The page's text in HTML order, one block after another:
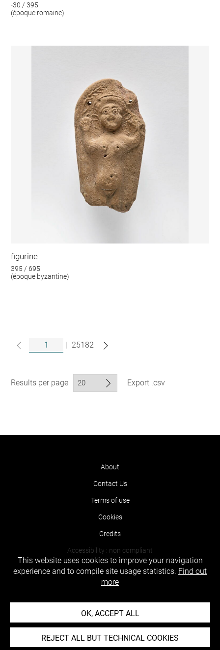
-30 / 395
(époque romaine)
figurine
395 / 695
(époque byzantine)
| 25182
Results per page Export .csv
About
Contact Us
Terms of use
Cookies
Credits
Accessibility : non compliant
This website uses cookies to improve your navigation
experience and to compile site usage statistics. Find out
more
OK, ACCEPT ALL
REJECT ALL BUT TECHNICAL COOKIES